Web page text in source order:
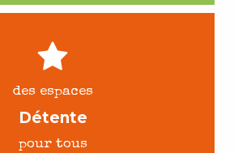
des espaces
Détente
pour tous